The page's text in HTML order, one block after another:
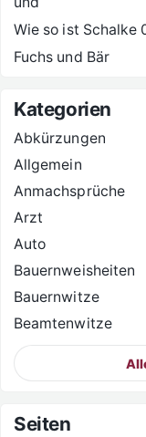
Wie so ist Schalke
Fuchs und Bär
Kategorien
Abkürzungen
Allgemein
Anmachsprüche
Arzt
Auto
Bauernweisheiten
Bauernwitze
Beamtenwitze
Seiten